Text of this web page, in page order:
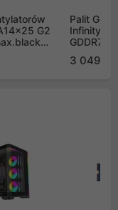
G2
Palit
Infinity 3
GDDR7
GB2050S)
3 049,00